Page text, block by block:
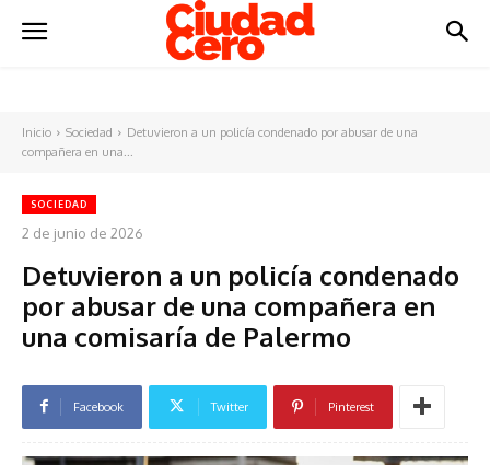
Inicio Sociedad
Detuvieron a un policía condenado por abusar de una
compañera en una...
SOCIEDAD
2 de junio de 2026
Detuvieron a un policía condenado
por abusar de una compañera en
una comisaría de Palermo
Facebook Twitter Pinterest